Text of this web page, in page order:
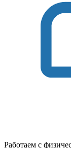
Работаем с